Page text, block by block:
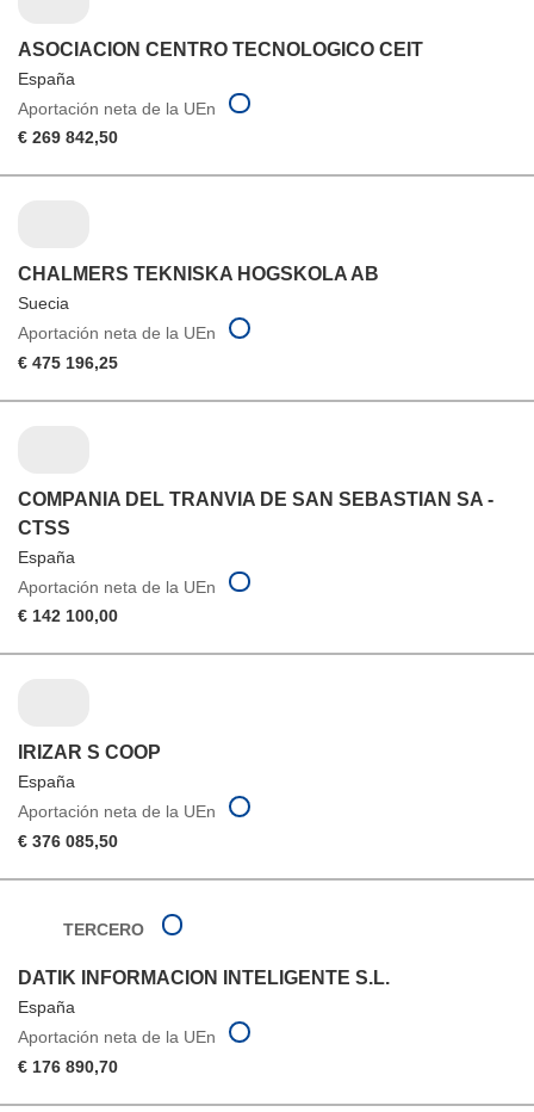
ASOCIACION CENTRO TECNOLOGICO CEIT
España
Aportación neta de la UEn
€ 269 842,50
CHALMERS TEKNISKA HOGSKOLA AB
Suecia
Aportación neta de la UEn
€ 475 196,25
COMPANIA DEL TRANVIA DE SAN SEBASTIAN SA -
CTSS
España
Aportación neta de la UEn
€ 142 100,00
IRIZAR S COOP
España
Aportación neta de la UEn
€ 376 085,50
TERCERO
DATIK INFORMACION INTELIGENTE S.L.
España
Aportación neta de la UEn
€ 176 890,70